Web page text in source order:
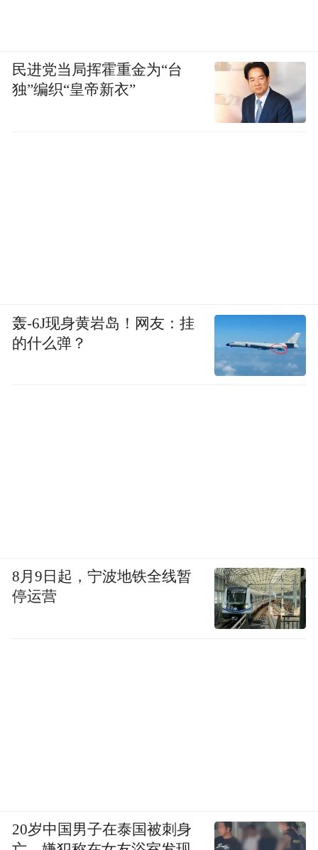
民进党当局挥霍重金为“台
独”编织“皇帝新衣”
轰-6J现身黄岩岛！网友：挂
的什么弹？
8月9日起，宁波地铁全线暂
停运营
20岁中国男子在泰国被刺身